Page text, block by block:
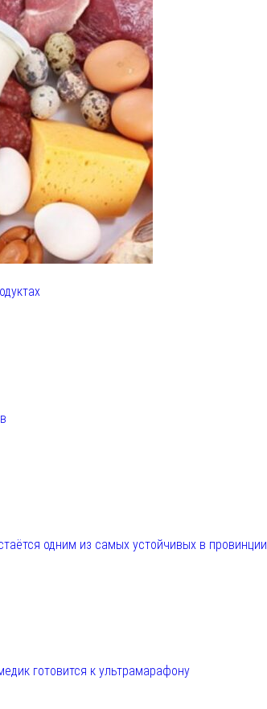
одним из самых устойчивых в провинции
готовится к ультрамарафону